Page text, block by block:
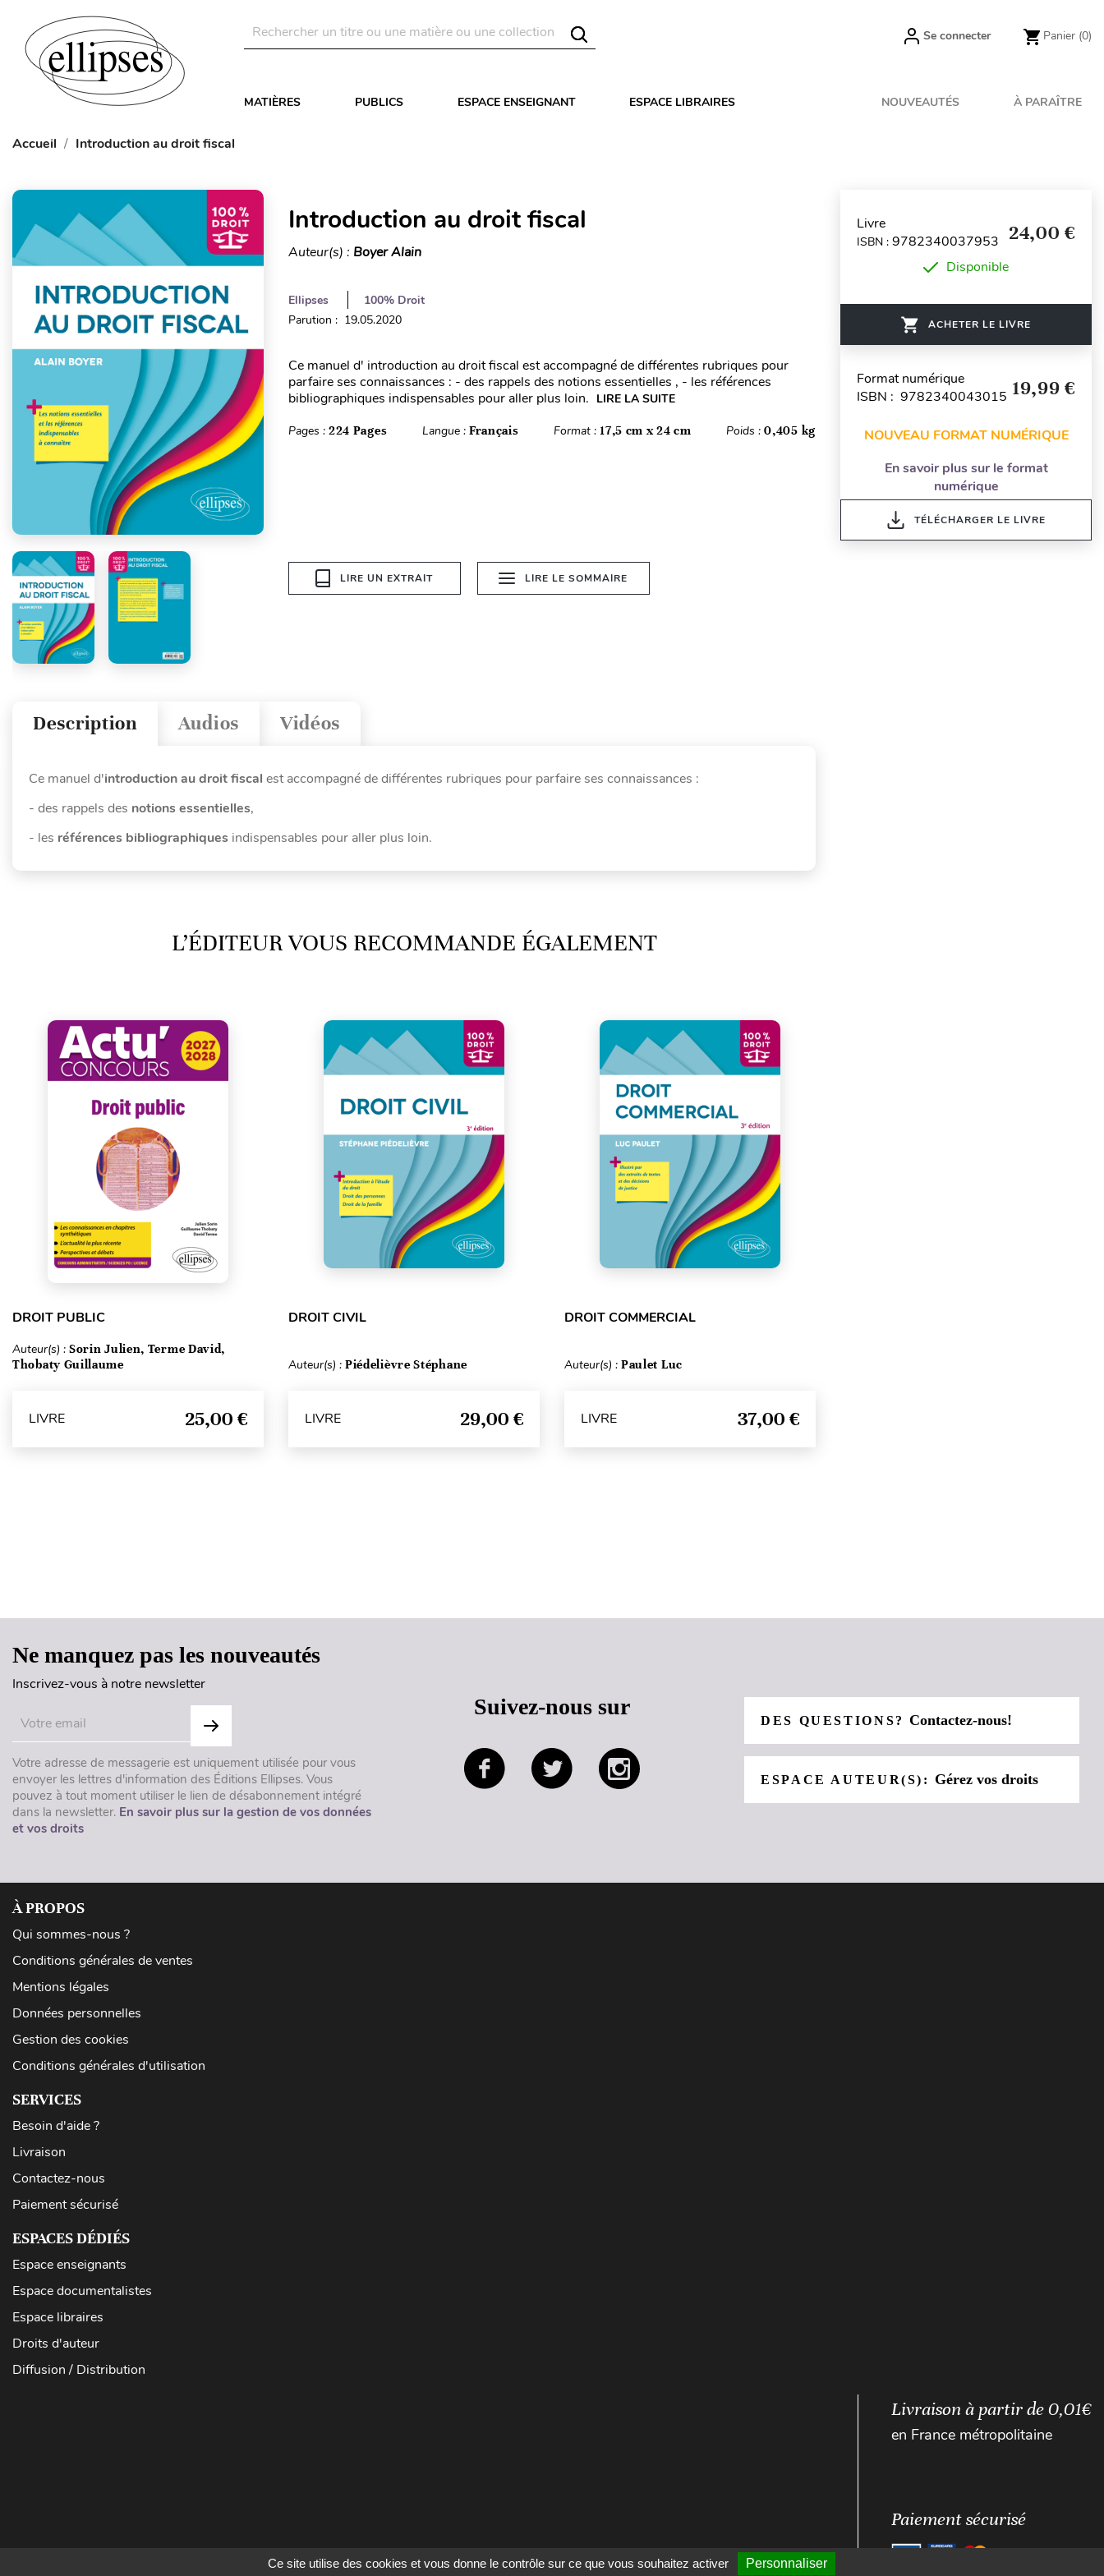
Se connecter Panier (0)
MATIÈRES PUBLICS ESPACE ENSEIGNANT ESPACE LIBRAIRES NOUVEAUTÉS À PARAÎTRE
Accueil Introduction au droit fiscal
Introduction au droit fiscal
Auteur(s) : Boyer Alain
Ellipses
100% Droit
Parution : 19.05.2020
Ce manuel d' introduction au droit fiscal est accompagné de différentes rubriques pour
parfaire ses connaissances : - des rappels des notions essentielles , - les références
bibliographiques indispensables pour aller plus loin. LIRE LA SUITE
Pages : 224 Pages Langue : Français Format :17,5 cm x 24 cm Poids :0,405 kg
LIRE UN EXTRAIT LIRE LE SOMMAIRE
Vidéos
Audios
Description
Ce manuel d'introduction au droit fiscal est accompagné de différentes rubriques pour parfaire ses connaissances :
- des rappels des notions essentielles,
- les références bibliographiques indispensables pour aller plus loin.
L’ÉDITEUR VOUS RECOMMANDE ÉGALEMENT
DROIT PUBLIC
Auteur(s) : Sorin Julien, Terme David,
Thobaty Guillaume
LIVRE 25,00 €
DROIT CIVIL
Auteur(s) : Piédelièvre Stéphane
LIVRE 29,00 €
DROIT COMMERCIAL
Auteur(s) : Paulet Luc
LIVRE 37,00 €
Livre
ISBN : 9782340037953 24,00 €
Disponible
ACHETER LE LIVRE
Format numérique
ISBN : 9782340043015 19,99 €
NOUVEAU FORMAT NUMÉRIQUE
En savoir plus sur le format
numérique
TÉLÉCHARGER LE LIVRE
Ne manquez pas les nouveautés
Inscrivez-vous à notre newsletter
Votre adresse de messagerie est uniquement utilisée pour vous
envoyer les lettres d'information des Éditions Ellipses. Vous
pouvez à tout moment utiliser le lien de désabonnement intégré
dans la newsletter. En savoir plus sur la gestion de vos données
et vos droits
Suivez-nous sur
DES QUESTIONS?Contactez-nous!
ESPACE AUTEUR(S): Gérez vos droits
À PROPOS
Qui sommes-nous ?
Conditions générales de ventes
Mentions légales
Données personnelles
Gestion des cookies
Conditions générales d'utilisation
SERVICES
Besoin d'aide ?
Livraison
Contactez-nous
Paiement sécurisé
ESPACES DÉDIÉS
Espace enseignants
Espace documentalistes
Espace libraires
Droits d'auteur
Diffusion / Distribution
Livraison à partir de 0,01€
en France métropolitaine
Paiement sécurisé
Ce site utilise des cookies et vous donne le contrôle sur ce que vous souhaitez activer Personnaliser